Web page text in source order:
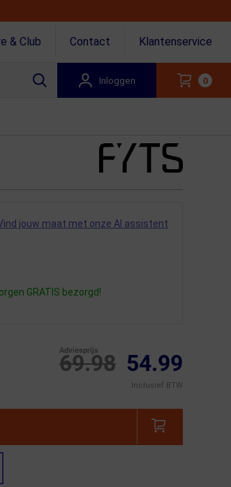
& Club Contact Klantenservice
Inloggen 0
jouw maat met onze AI assistent
GRATIS bezorgd!
69.98
Adviesprijs 54.99
Inclusief BTW